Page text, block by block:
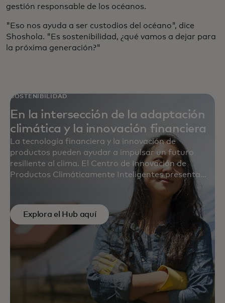
gestión responsable de los océanos.
"Eso nos ayuda a ser custodios del océano", dice
Shoshola. "Es sostenibilidad, ¿qué vamos a dejar para
la próxima generación?"
SOSTENIBILIDAD
En la intersección de la adaptación
climática y la innovación financiera
La tecnología financiera y la innovación de
productos pueden ayudar a impulsar un futuro
resiliente al clima. El Centro de Innovación de
Productos Climáticamente Inteligentes presenta
soluciones de servicios bancarios y financieros
habilitados por la tecnología que satisfacen las
necesidades planetarias reales y sirven a las
comunidades vulnerables al clima y los ecosistemas
Explora el Hub aquí